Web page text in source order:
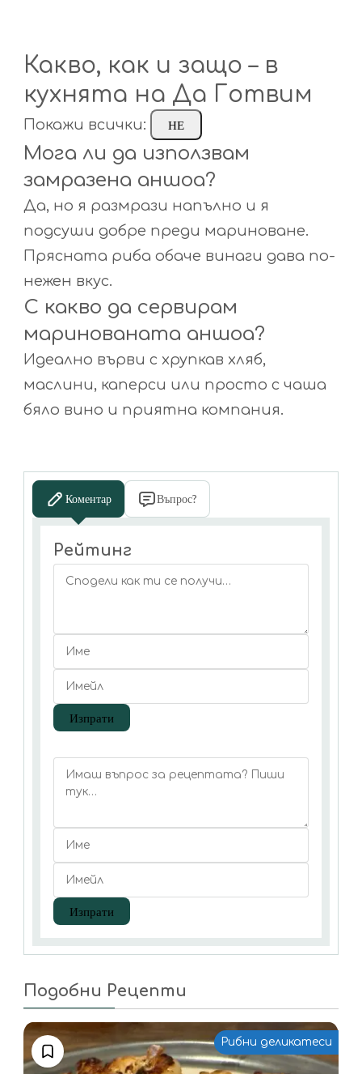
Какво, как и защо – в
кухнята на Да Готвим
Покажи всички: НЕ
Мога ли да използвам
замразена аншоа?
Да, но я размрази напълно и я
подсуши добре преди мариноване.
Прясната риба обаче винаги дава по-
нежен вкус.
С какво да сервирам
маринованата аншоа?
Идеално върви с хрупкав хляб,
маслини, каперси или просто с чаша
бяло вино и приятна компания.
Коментар Въпрос?
Рейтинг
Подобни Рецепти
Рибни деликатеси